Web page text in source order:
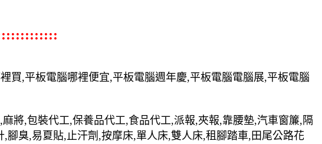
買,平板電腦哪裡便宜,平板電腦週年慶,平板電腦電腦展,平板電腦
將,包裝代工,保養品代工,食品代工,派報,夾報,靠腰墊,汽車窗簾,隔
臭,易夏貼,止汗劑,按摩床,單人床,雙人床,租腳踏車,田尾公路花